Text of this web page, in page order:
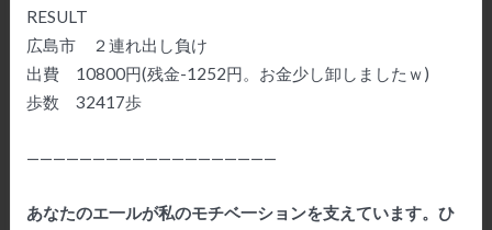
RESULT
広島市 ２連れ出し負け
出費 10800円(残金-1252円。お金少し卸しましたｗ)
歩数 32417歩
———————————————————
あなたのエ一ルが私のモチベ一ションを支えています。ひ